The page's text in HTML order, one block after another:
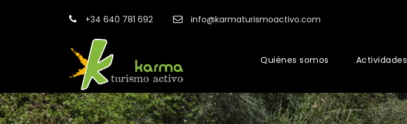
+34 640 781 692 info@karmaturismoactivo.com
Quiénes somos Actividades